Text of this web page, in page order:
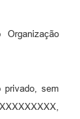
Organização
privado, sem